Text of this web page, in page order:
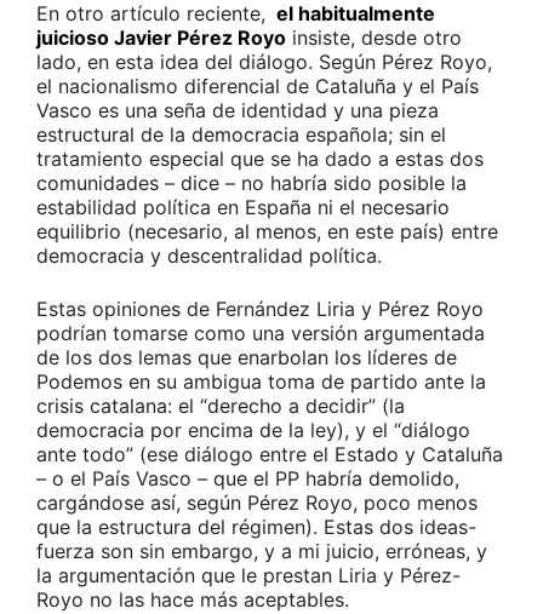
En otro artículo reciente, el habitualmente
juicioso Javier Pérez Royo insiste, desde otro
lado, en esta idea del diálogo. Según Pérez Royo,
el nacionalismo diferencial de Cataluña y el País
Vasco es una seña de identidad y una pieza
estructural de la democracia española; sin el
tratamiento especial que se ha dado a estas dos
comunidades – dice – no habría sido posible la
estabilidad política en España ni el necesario
equilibrio (necesario, al menos, en este país) entre
democracia y descentralidad política.
Estas opiniones de Fernández Liria y Pérez Royo
podrían tomarse como una versión argumentada
de los dos lemas que enarbolan los líderes de
Podemos en su ambigua toma de partido ante la
crisis catalana: el “derecho a decidir” (la
democracia por encima de la ley), y el “diálogo
ante todo” (ese diálogo entre el Estado y Cataluña
– o el País Vasco – que el PP habría demolido,
cargándose así, según Pérez Royo, poco menos
que la estructura del régimen). Estas dos ideas-
fuerza son sin embargo, y a mi juicio, erróneas, y
la argumentación que le prestan Liria y Pérez-
Royo no las hace más aceptables.